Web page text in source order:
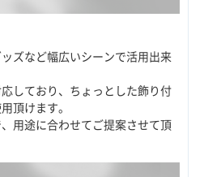
ズなど幅広いシーンで活用出来
しており、ちょっとした飾り付
頂けます。
用途に合わせてご提案させて頂